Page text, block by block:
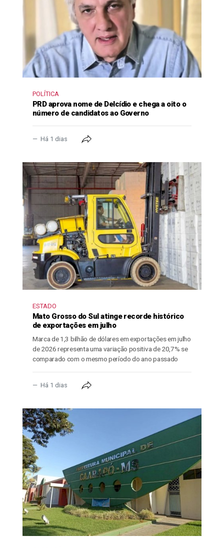
POLÍTICA
PRD aprova nome de Delcídio e chega a oito o
número de candidatos ao Governo
Há 1 dias
ESTADO
Mato Grosso do Sul atinge recorde histórico
de exportações em julho
Marca de 1,3 bilhão de dólares em exportações em julho
de 2026 representa uma variação positiva de 20,7% se
comparado com o mesmo período do ano passado
Há 1 dias